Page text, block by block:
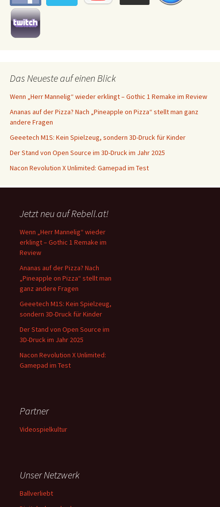
Das Neueste auf einen Blick
Wenn „Herr Mannelig“ wieder erklingt – Gothic 1 Remake im Review
Ananas auf der Pizza? Nach „Pineapple on Pizza“ stellt man ganz
andere Fragen
Geeetech M1S: Kein Spielzeug, sondern 3D-Druck für Kinder
Der Stand von Open Source im 3D-Druck im Jahr 2025
Nacon Revolution X Unlimited: Gamepad im Test
Jetzt neu auf Rebell.at!
Wenn „Herr Mannelig“ wieder
erklingt – Gothic 1 Remake im
Review
Ananas auf der Pizza? Nach
„Pineapple on Pizza“ stellt man
ganz andere Fragen
Geeetech M1S: Kein Spielzeug,
sondern 3D-Druck für Kinder
Der Stand von Open Source im
3D-Druck im Jahr 2025
Nacon Revolution X Unlimited:
Gamepad im Test
Partner
Videospielkultur
Unser Netzwerk
Ballverliebt